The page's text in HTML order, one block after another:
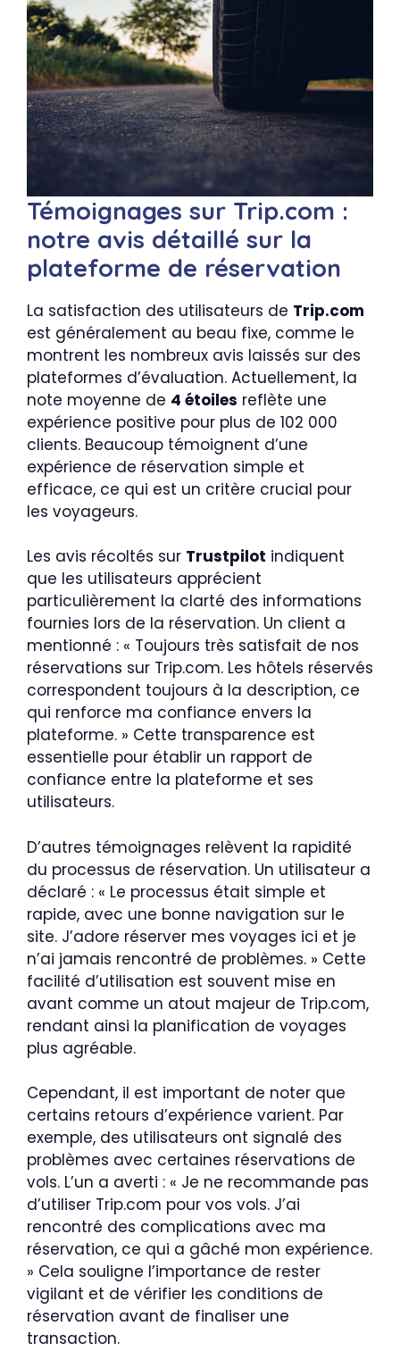
Témoignages sur Trip.com :
notre avis détaillé sur la
plateforme de réservation
La satisfaction des utilisateurs de Trip.com
est généralement au beau fixe, comme le
montrent les nombreux avis laissés sur des
plateformes d’évaluation. Actuellement, la
note moyenne de 4 étoiles reflète une
expérience positive pour plus de 102 000
clients. Beaucoup témoignent d’une
expérience de réservation simple et
efficace, ce qui est un critère crucial pour
les voyageurs.
Les avis récoltés sur Trustpilot indiquent
que les utilisateurs apprécient
particulièrement la clarté des informations
fournies lors de la réservation. Un client a
mentionné : « Toujours très satisfait de nos
réservations sur Trip.com. Les hôtels réservés
correspondent toujours à la description, ce
qui renforce ma confiance envers la
plateforme. » Cette transparence est
essentielle pour établir un rapport de
confiance entre la plateforme et ses
utilisateurs.
D’autres témoignages relèvent la rapidité
du processus de réservation. Un utilisateur a
déclaré : « Le processus était simple et
rapide, avec une bonne navigation sur le
site. J’adore réserver mes voyages ici et je
n’ai jamais rencontré de problèmes. » Cette
facilité d’utilisation est souvent mise en
avant comme un atout majeur de Trip.com,
rendant ainsi la planification de voyages
plus agréable.
Cependant, il est important de noter que
certains retours d’expérience varient. Par
exemple, des utilisateurs ont signalé des
problèmes avec certaines réservations de
vols. L’un a averti : « Je ne recommande pas
d’utiliser Trip.com pour vos vols. J’ai
rencontré des complications avec ma
réservation, ce qui a gâché mon expérience.
» Cela souligne l’importance de rester
vigilant et de vérifier les conditions de
réservation avant de finaliser une
transaction.